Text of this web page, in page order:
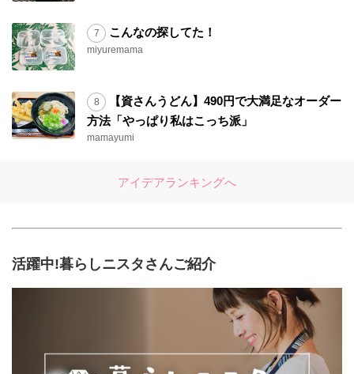
こんなの探してた！
miyuremama
【資さんうどん】490円で大満足なオーダー
方法「やっぱり私はこっち派」
mamayumi
アイデアランキングへ
活躍中!暮らしニスタさんご紹介